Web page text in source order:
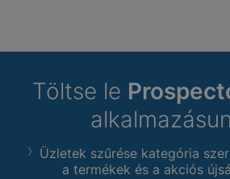
Töltse le
Üzletek szűrése kategória
a termékek és a akciós